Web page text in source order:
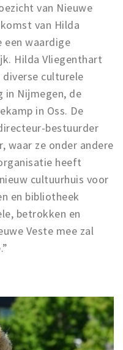
van Nieuwe
van Hilda
een waardige
Hilda Vliegenthart
culturele
in Nijmegen, de
in Oss. De
bestuurder
waar ze onder andere
heeft
cultuurhuis voor
en bibliotheek
betrokken en
Veste mee zal